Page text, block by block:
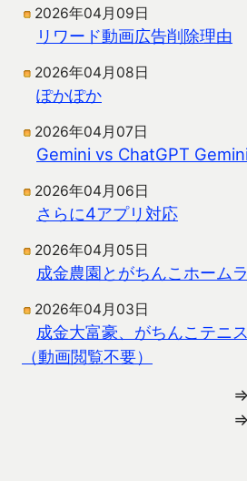
2026年04月09日
リワード動画広告削除理由
2026年04月08日
ぽかぽか
2026年04月07日
Gemini vs ChatGPT
2026年04月06日
さらに4アプリ対応
2026年04月05日
成金農園とがちんこホーム
2026年04月03日
成金大富豪、がちんこテニ
（動画閲覧不要）
⇒
⇒